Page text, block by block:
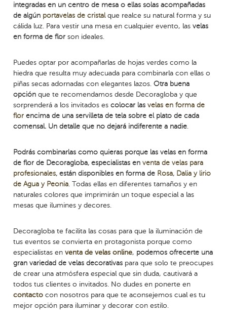
integradas en un centro de mesa o ellas solas acompañadas
de algún portavelas de cristalque realce su natural forma y su
cálida luz. Para vestir una mesa en cualquier evento, lasvelas
en forma de flor son ideales.
Puedes optar por acompañarlas de hojas verdes como la
hiedra que resulta muy adecuada para combinarla con ellas o
piñas secas adornadas con elegantes lazos.Otra buena
opción que te recomendamos desde Decoragloba y que
sorprenderá a los invitados escolocar lasvelas en forma de
flor encima de una servilleta de tela sobre el plato de cada
comensal. Un detalle que no dejará indiferente a nadie
Podrás combinarlas como quieras porque las velas en forma
de flor de Decoragloba, especialistas enventa de velas para
profesionales, están disponibles en forma de Rosa, Dalia y lirio
de Agua y Peonia . Todas ellas en diferentes tamaños y en
naturales colores que imprimirán un toque especial a las
mesas que ilumines y decores.
Decoragloba te facilita las cosas para que la iluminación de
tus eventos se convierta en protagonista porque como
especialistas enventa de velas online, podemos ofrecerte una
gran variedad de velas decorativas para que solo te preocupes
de crear una atmósfera especial que sin duda, cautivará a
todos tus clientes o invitados. No dudes en ponerte en
contacto con nosotros para que te aconsejemos cual es tu
mejor opción para iluminar y decorar con estilo.